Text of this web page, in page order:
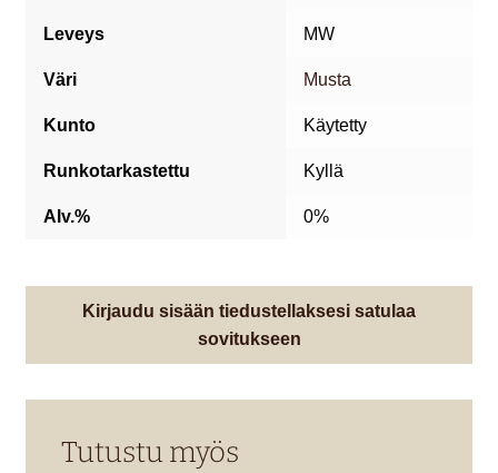
Leveys MW
Väri Musta
Kunto Käytetty
Runkotarkastettu Kyllä
Alv.% 0%
Kirjaudu sisään tiedustellaksesi satulaa
sovitukseen
Tutustu myös